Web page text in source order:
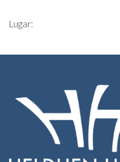
Lugar: